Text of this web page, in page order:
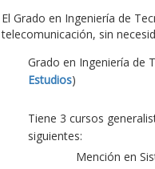
El Grado en Ingeniería de
telecomunicación, sin
Grado en Ingeniería de
Estudios)
Tiene 3 cursos
siguientes:
Mención en